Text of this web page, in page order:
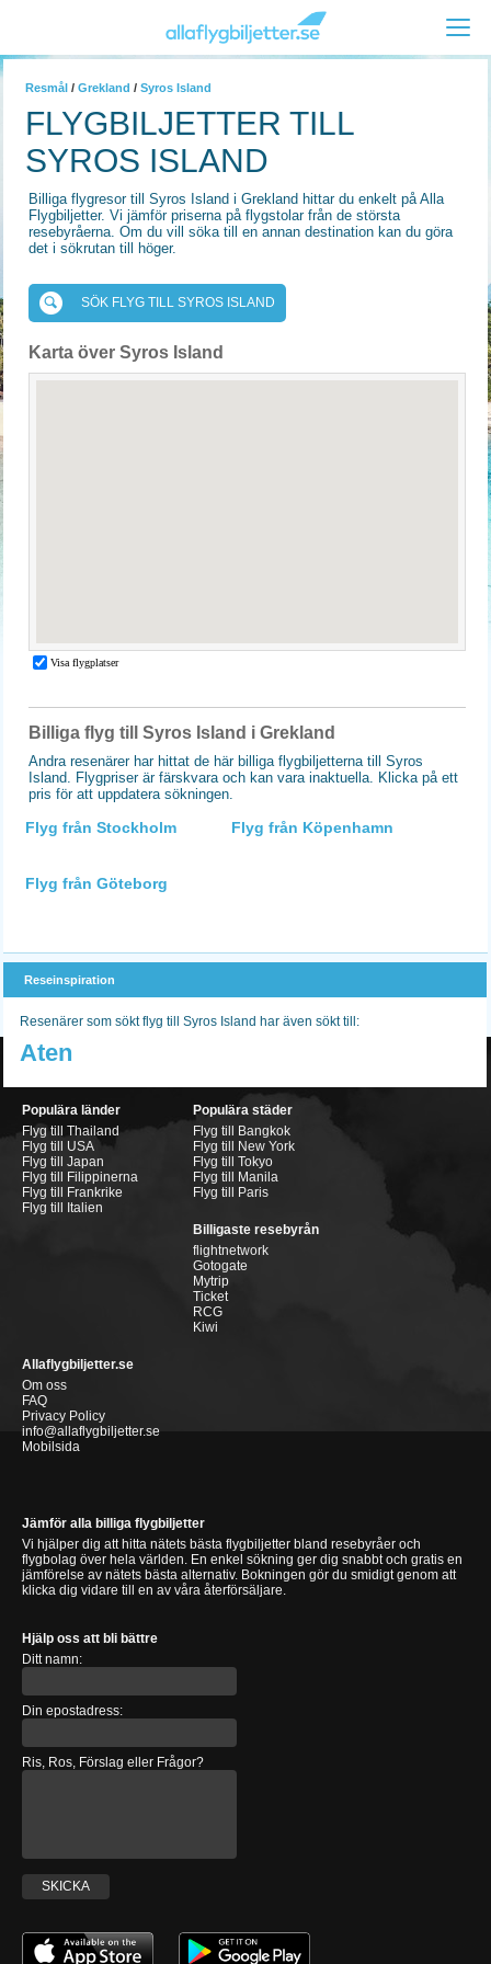
Resmål / Grekland / Syros Island
FLYGBILJETTER TILL
SYROS ISLAND
Billiga flygresor till Syros Island i Grekland hittar du enkelt på Alla
Flygbiljetter. Vi jämför priserna på flygstolar från de största
resebyråerna. Om du vill söka till en annan destination kan du göra
det i sökrutan till höger.
SÖK FLYG TILL SYROS ISLAND
Karta över Syros Island
Billiga flyg till Syros Island i Grekland
Andra resenärer har hittat de här billiga flygbiljetterna till Syros
Island. Flygpriser är färskvara och kan vara inaktuella. Klicka på ett
pris för att uppdatera sökningen.
Flyg från Stockholm Flyg från Köpenhamn
Flyg från Göteborg
Reseinspiration
Resenärer som sökt flyg till Syros Island har även sökt till:
Aten
Populära länder
Flyg till Thailand
Flyg till USA
Flyg till Japan
Flyg till Filippinerna
Flyg till Frankrike
Flyg till Italien
Populära städer
Flyg till Bangkok
Flyg till New York
Flyg till Tokyo
Flyg till Manila
Flyg till Paris
Billigaste resebyrån
flightnetwork
Gotogate
Mytrip
Ticket
RCG
Kiwi
Allaflygbiljetter.se
Om oss
FAQ
Privacy Policy
info@allaflygbiljetter.se
Mobilsida
Jämför alla billiga flygbiljetter
Vi hjälper dig att hitta nätets bästa flygbiljetter bland resebyråer och
flygbolag över hela världen. En enkel sökning ger dig snabbt och gratis en
jämförelse av nätets bästa alternativ. Bokningen gör du smidigt genom att
klicka dig vidare till en av våra återförsäljare.
Hjälp oss att bli bättre
Ditt namn:
Din epostadress:
Ris, Ros, Förslag eller Frågor?
SKICKA